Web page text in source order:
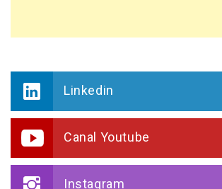
Linkedin
Canal Youtube
Instagram